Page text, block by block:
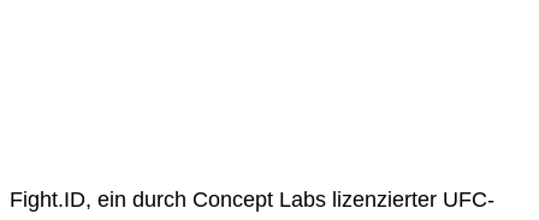
Fight.ID, ein durch Concept Labs lizenzierter UFC-